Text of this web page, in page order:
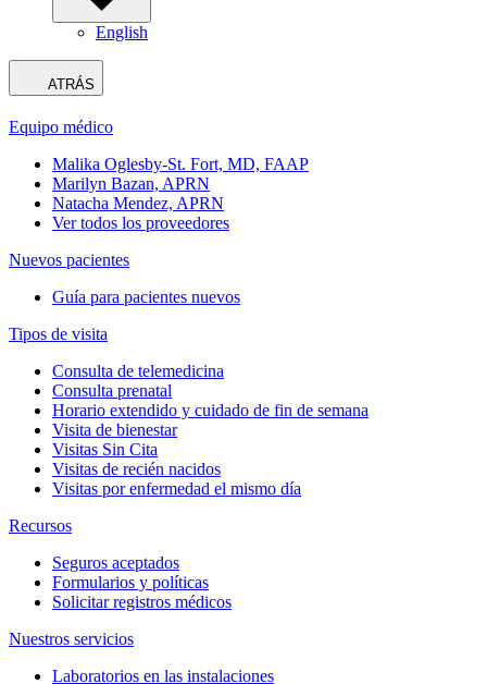
English
ATRÁS
Equipo médico
Malika Oglesby-St. Fort, MD, FAAP
Marilyn Bazan, APRN
Natacha Mendez, APRN
Ver todos los proveedores
Nuevos pacientes
Guía para pacientes nuevos
Tipos de visita
Consulta de telemedicina
Consulta prenatal
Horario extendido y cuidado de fin de semana
Visita de bienestar
Visitas Sin Cita
Visitas de recién nacidos
Visitas por enfermedad el mismo día
Recursos
Seguros aceptados
Formularios y políticas
Solicitar registros médicos
Nuestros servicios
Laboratorios en las instalaciones